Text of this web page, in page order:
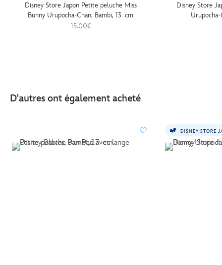
Disney Store Japon Petite peluche Miss
Bunny Urupocha-Chan, Bambi, 13 cm
15.00€
Disney Store
D'autres ont également acheté
DISNEY STORE